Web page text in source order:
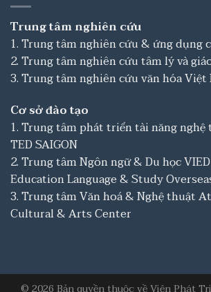
Trung tâm nghiên cứu
1. Trung tâm nghiên cứu & ứng dụng
2. Trung tâm nghiên cứu tâm lý và
3. Trung tâm nghiên cứu văn hóa Việt
Cơ sở đào tạo
1. Trung tâm phát triển tài năng nghệ
TED SAIGON
2. Trung tâm Ngôn ngữ & Du học
Education Language & Study
3. Trung tâm Văn hoá & Nghệ thuật
Cultural & Arts Center